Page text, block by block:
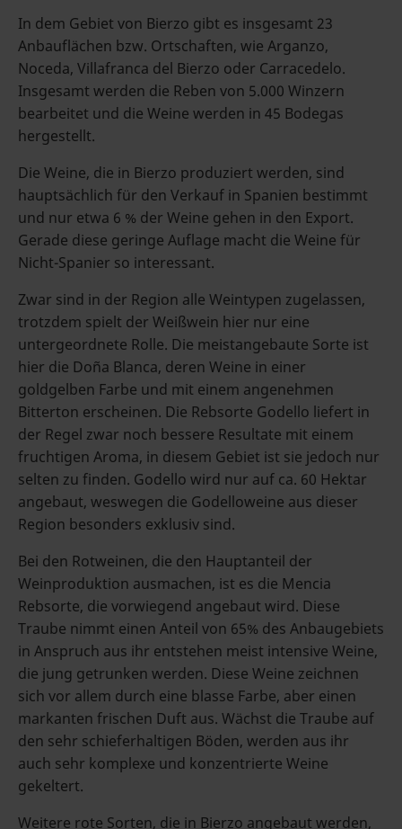
In dem Gebiet von Bierzo gibt es insgesamt 23
Anbauflächen bzw. Ortschaften, wie Arganzo,
Noceda, Villafranca del Bierzo oder Carracedelo.
Insgesamt werden die Reben von 5.000 Winzern
bearbeitet und die Weine werden in 45 Bodegas
hergestellt.
Die Weine, die in Bierzo produziert werden, sind
hauptsächlich für den Verkauf in Spanien bestimmt
und nur etwa 6 % der Weine gehen in den Export.
Gerade diese geringe Auflage macht die Weine für
Nicht-Spanier so interessant.
Zwar sind in der Region alle Weintypen zugelassen,
trotzdem spielt der Weißwein hier nur eine
untergeordnete Rolle. Die meistangebaute Sorte ist
hier die Doña Blanca, deren Weine in einer
goldgelben Farbe und mit einem angenehmen
Bitterton erscheinen. Die Rebsorte Godello liefert in
der Regel zwar noch bessere Resultate mit einem
fruchtigen Aroma, in diesem Gebiet ist sie jedoch nur
selten zu finden. Godello wird nur auf ca. 60 Hektar
angebaut, weswegen die Godelloweine aus dieser
Region besonders exklusiv sind.
Bei den Rotweinen, die den Hauptanteil der
Weinproduktion ausmachen, ist es die Mencia
Rebsorte, die vorwiegend angebaut wird. Diese
Traube nimmt einen Anteil von 65% des Anbaugebiets
in Anspruch aus ihr entstehen meist intensive Weine,
die jung getrunken werden. Diese Weine zeichnen
sich vor allem durch eine blasse Farbe, aber einen
markanten frischen Duft aus. Wächst die Traube auf
den sehr schieferhaltigen Böden, werden aus ihr
auch sehr komplexe und konzentrierte Weine
gekeltert.
Weitere rote Sorten, die in Bierzo angebaut werden,